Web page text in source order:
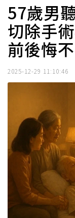
57歲男
切除手
前後悔
2025-12-29 11:10:46